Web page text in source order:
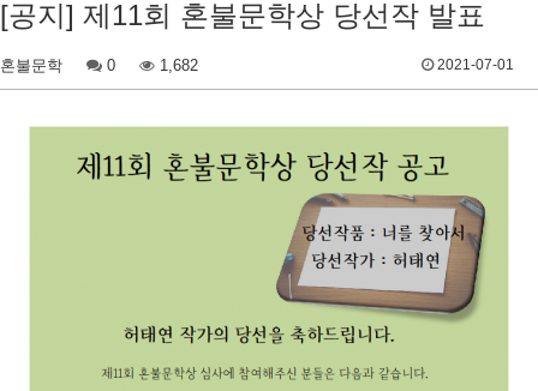
[공지] 제11회 혼불문학상 당선작 발표
혼불문학 0 1,682 2021-07-01